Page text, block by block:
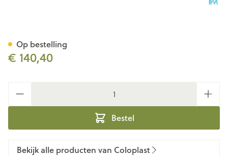
€ 140,40
Bestel
Op bestelling
Bekijk alle producten van Coloplast